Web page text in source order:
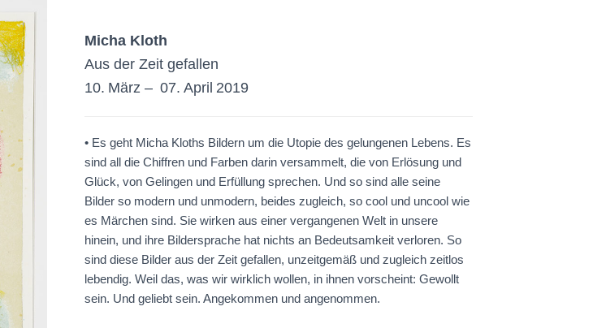
Micha Kloth
Aus der Zeit gefallen
10. März – 07. April 2019
• Es geht Micha Kloths Bildern um die Utopie des gelungenen Lebens. Es
sind all die Chiffren und Farben darin versammelt, die von Erlösung und
Glück, von Gelingen und Erfüllung sprechen. Und so sind alle seine
Bilder so modern und unmodern, beides zugleich, so cool und uncool wie
es Märchen sind. Sie wirken aus einer vergangenen Welt in unsere
hinein, und ihre Bildersprache hat nichts an Bedeutsamkeit verloren. So
sind diese Bilder aus der Zeit gefallen, unzeitgemäß und zugleich zeitlos
lebendig. Weil das, was wir wirklich wollen, in ihnen vorscheint: Gewollt
sein. Und geliebt sein. Angekommen und angenommen.